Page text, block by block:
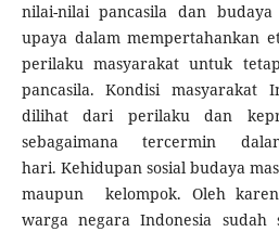
nilai-nilai pancasila dan
upaya dalam mempertahankan
perilaku masyarakat untuk
pancasila. Kondisi masyarakat
dilihat dari perilaku dan
sebagaimana tercermin
hari. Kehidupan sosial budaya
maupun kelompok. Oleh
warga negara Indonesia sudah